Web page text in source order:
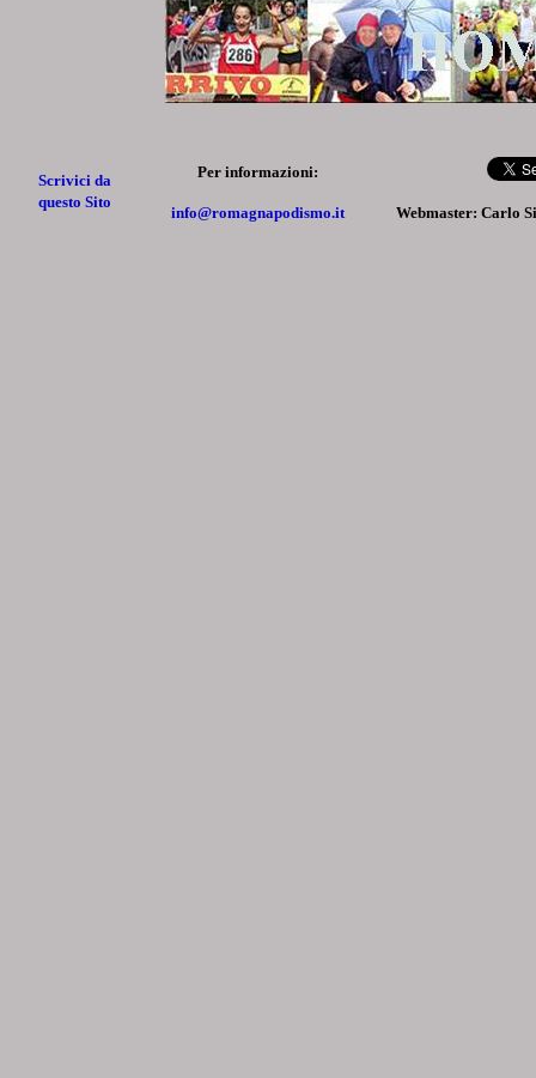
Scrivici da
questo Sito
Per informazioni:
info@romagnapodismo.it Webmaster: Carlo